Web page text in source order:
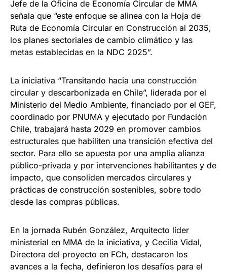
Jefe de la Oficina de Economía Circular de MMA
señala que “este enfoque se alinea con la Hoja de
Ruta de Economía Circular en Construcción al 2035,
los planes sectoriales de cambio climático y las
metas establecidas en la NDC 2025”.
La iniciativa “Transitando hacia una construcción
circular y descarbonizada en Chile”, liderada por el
Ministerio del Medio Ambiente, financiado por el GEF,
coordinado por PNUMA y ejecutado por Fundación
Chile, trabajará hasta 2029 en promover cambios
estructurales que habiliten una transición efectiva del
sector. Para ello se apuesta por una amplia alianza
público-privada y por intervenciones habilitantes y de
impacto, que consoliden mercados circulares y
prácticas de construcción sostenibles, sobre todo
desde las compras públicas.
En la jornada Rubén González, Arquitecto líder
ministerial en MMA de la iniciativa, y Cecilia Vidal,
Directora del proyecto en FCh, destacaron los
avances a la fecha, definieron los desafíos para el